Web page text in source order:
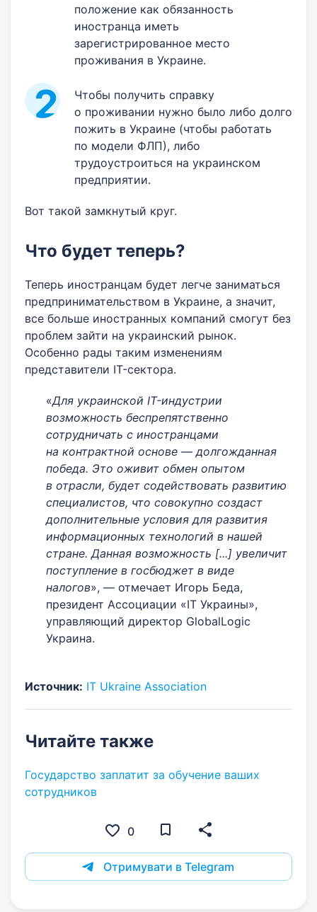
положение как обязанность
иностранца иметь
зарегистрированное место
проживания в Украине.
Чтобы получить справку
о проживании нужно было либо долго
пожить в Украине (чтобы работать
по модели ФЛП), либо
трудоустроиться на украинском
предприятии.
Вот такой замкнутый круг.
Что будет теперь?
Теперь иностранцам будет легче заниматься
предпринимательством в Украине, а значит,
все больше иностранных компаний смогут без
проблем зайти на украинский рынок.
Особенно рады таким изменениям
представители IT-сектора.
«Для украинской IT-индустрии
возможность беспрепятственно
сотрудничать с иностранцами
на контрактной основе — долгожданная
победа. Это оживит обмен опытом
в отрасли, будет содействовать развитию
специалистов, что совокупно создаст
дополнительные условия для развития
информационных технологий в нашей
стране. Данная возможность [...] увеличит
поступление в госбюджет в виде
налогов», — отмечает Игорь Беда,
президент Ассоциации «IT Украины»,
управляющий директор GlobalLogic
Украина.
Источник: IT Ukraine Association
Читайте также
Государство заплатит за обучение ваших
сотрудников
0
Отримувати в Telegram